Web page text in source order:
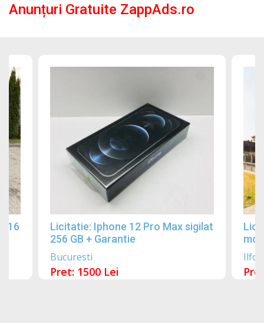
Anunțuri Gratuite ZappAds.ro
Licitatie: Iphone 12 Pro Max sigilat
256 GB + Garantie
Bucuresti
Pret: 1500 Lei
Ilfov